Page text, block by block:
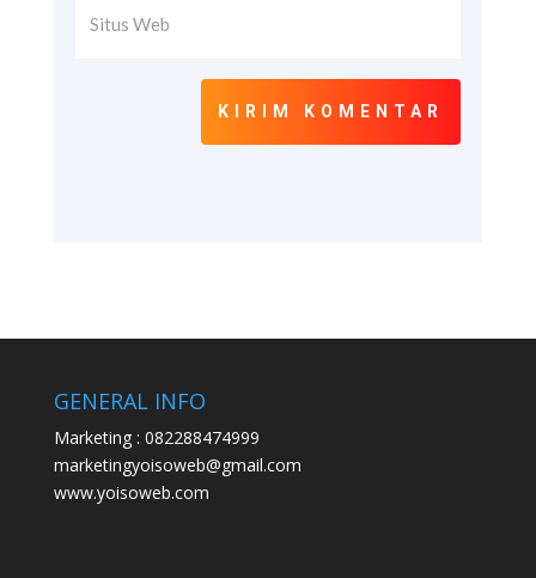
KIRIM KOMENTAR
GENERAL INFO
Marketing : 082288474999
marketingyoisoweb@gmail.com
www.yoisoweb.com